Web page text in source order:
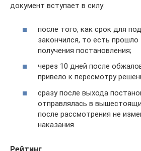
документ вступает в силу:
после того, как срок для
закончился, то есть прошло
получения постановления;
через 10 дней после
привело к пересмотру
сразу после выхода
отправлялась в
после рассмотрения не
наказания.
Рейтинг